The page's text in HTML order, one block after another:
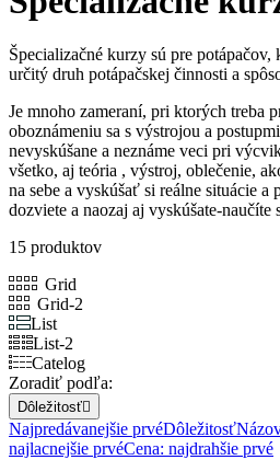
Špecializačné kurzy sú pre potápačov,
určitý druh potápačskej činnosti a
Je mnoho zameraní, pri ktorých treba
oboznámeniu sa s výstrojou a
nevyskúšane a neznáme veci pri
všetko, aj teória , výstroj, oblečenie,
na sebe a vyskúšať si reálne situácie a
dozviete a naozaj aj vyskúšate-naučíte
15 produktov
Grid
Grid-2
List
List-2
Catelog
Zoradiť podľa:
Dôležitosť
Najpredávanejšie prvéDôležitosť
najlacnejšie prvéCena: najdrahšie prvé